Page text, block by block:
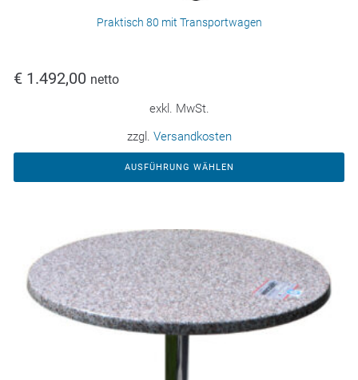
Praktisch 80 mit Transportwagen
€ 1.492,00 netto
exkl. MwSt.
zzgl. Versandkosten
AUSFÜHRUNG WÄHLEN